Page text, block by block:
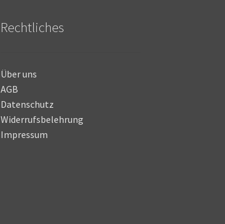
Rechtliches
Über uns
AGB
Datenschutz
Widerrufsbelehrung
Impressum